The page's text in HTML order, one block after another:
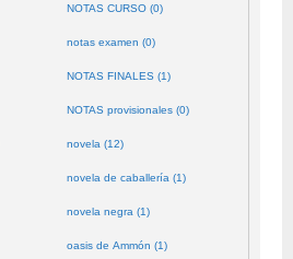
NOTAS CURSO (0)
notas examen (0)
NOTAS FINALES (1)
NOTAS provisionales (0)
novela (12)
novela de caballería (1)
novela negra (1)
oasis de Ammón (1)